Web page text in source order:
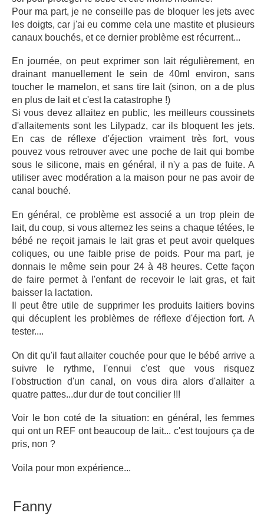
Pour ma part, je ne conseille pas de bloquer les jets avec
les doigts, car j'ai eu comme cela une mastite et plusieurs
canaux bouchés, et ce dernier problème est récurrent...
En journée, on peut exprimer son lait régulièrement, en
drainant manuellement le sein de 40ml environ, sans
toucher le mamelon, et sans tire lait (sinon, on a de plus
en plus de lait et c'est la catastrophe !)
Si vous devez allaitez en public, les meilleurs coussinets
d'allaitements sont les Lilypadz, car ils bloquent les jets.
En cas de réflexe d'éjection vraiment très fort, vous
pouvez vous retrouver avec une poche de lait qui bombe
sous le silicone, mais en général, il n'y a pas de fuite. A
utiliser avec modération a la maison pour ne pas avoir de
canal bouché.
En général, ce problème est associé a un trop plein de
lait, du coup, si vous alternez les seins a chaque tétées, le
bébé ne reçoit jamais le lait gras et peut avoir quelques
coliques, ou une faible prise de poids. Pour ma part, je
donnais le même sein pour 24 à 48 heures. Cette façon
de faire permet à l'enfant de recevoir le lait gras, et fait
baisser la lactation.
Il peut être utile de supprimer les produits laitiers bovins
qui décuplent les problèmes de réflexe d'éjection fort. A
tester....
On dit qu'il faut allaiter couchée pour que le bébé arrive a
suivre le rythme, l'ennui c'est que vous risquez
l'obstruction d'un canal, on vous dira alors d'allaiter a
quatre pattes...dur dur de tout concilier !!!
Voir le bon coté de la situation: en général, les femmes
qui ont un REF ont beaucoup de lait... c'est toujours ça de
pris, non ?
Voila pour mon expérience...
Fanny